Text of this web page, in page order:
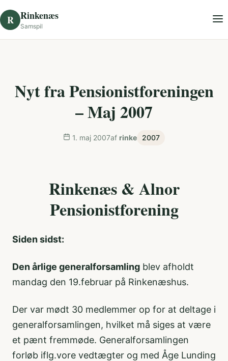
R Rinkenæs
Samspil
Nyt fra Pensionistforeningen
– Maj 2007
1. maj 2007af rinke 2007
Rinkenæs & Alnor
Pensionistforening
Siden sidst:
Den årlige generalforsamling blev afholdt
mandag den 19.februar på Rinkenæshus.
Der var mødt 30 medlemmer op for at deltage i
generalforsamlingen, hvilket må siges at være
et pænt fremmøde. Generalforsamlingen
forløb iflg.vore vedtægter og med Åge Lunding